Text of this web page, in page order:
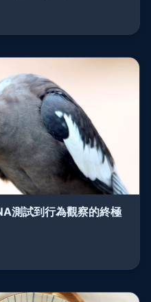
測試到行為觀察的終極